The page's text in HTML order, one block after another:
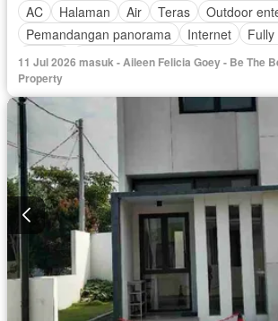
AC
Halaman Air Teras
Outdoor
Pemandangan panorama
Internet
Garasi
Sebagian perabotan
11 Jul 2026 masuk - Aileen Felicia Goey - Be The
Property